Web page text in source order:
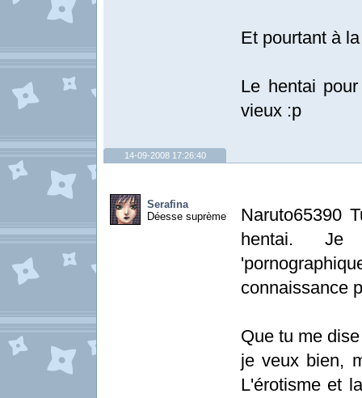
Et pourtant à
Le hentai
vieux :p
14-09-2008 17:26:40
Serafina
Déesse suprème
Naruto65390
hentai. Je
connaissance
Que tu me
je veux bien,
L'érotisme et